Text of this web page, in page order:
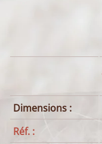
Dimensions :
Réf. :